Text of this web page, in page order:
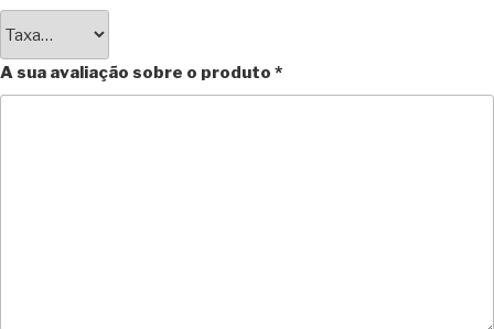
A sua avaliação sobre o produto *